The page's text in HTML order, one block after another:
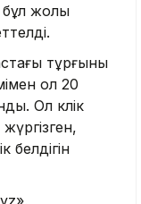
бұл жолы
тұрғыны
ол 20
Ол көлік
белдігін